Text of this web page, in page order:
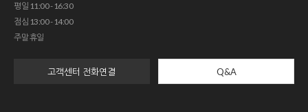
평일 11:00 - 16:30
점심 13:00 - 14:00
주말 휴일
고객센터 전화연결 Q&A